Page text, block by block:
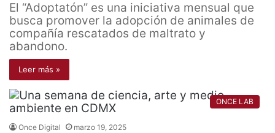
El “Adoptatón” es una iniciativa mensual que
busca promover la adopción de animales de
compañía rescatados de maltrato y
abandono.
Leer más »
ONCE LAB
Once Digital marzo 19, 2025